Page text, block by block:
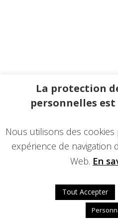
La protection
personnelles
Nous utilisons des
expérience de navigation
Web. En
Tout Accepter